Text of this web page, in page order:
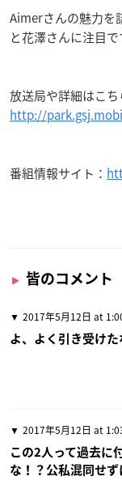
Aimerさんの魅力を
と花澤さんに注目で
放送局や詳細はこち
http://
番組情報サイト：
皆のコメント
2017年5月12日 at
よ、よく引き受け
2017年5月12日 at
この2人って過去に
な！？公私混同せ